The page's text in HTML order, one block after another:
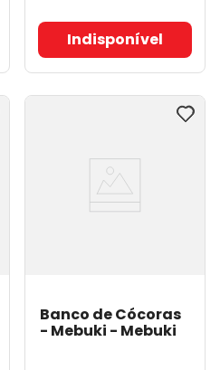
Indisponível
Banco de Cócoras
- Mebuki - Mebuki